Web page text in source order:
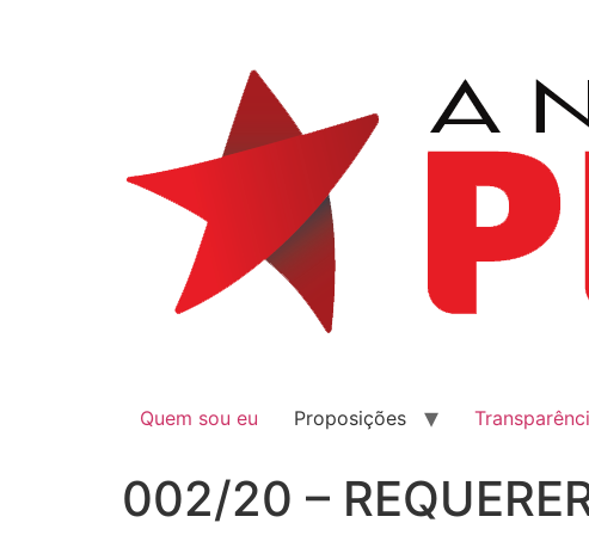
Quem sou eu Proposições
002/20 –